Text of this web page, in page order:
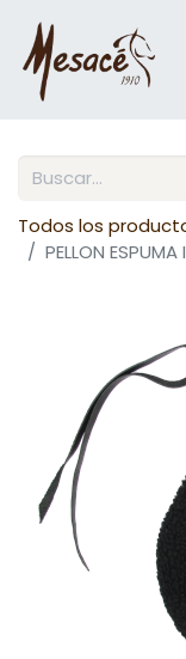
Todos los
PELLON ESPUMA